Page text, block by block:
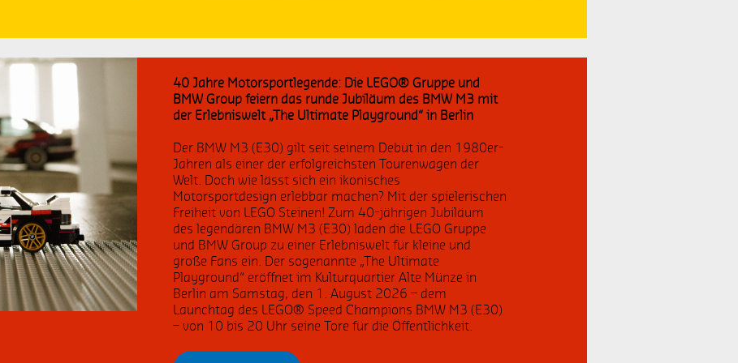
LEGO Geschäftsjahr 2022 2022
Geschäftszahlen
Defender 90
LEGO Arielle Highlight Braille Bricks
LEGO Braille #IAA Mobility ceo
LEGO House; LEGO Foundation;
LEGO Gruppe; Neurodiversität;
Inklusion; Autismus; KultureCity;
Kulture City
LEGO Gruppe; LEGO Foundation;
LEGO House; Autismus;
Neurodiversität; Welt-Autismus-
Monat
Der Herr der Ringe
40 Jahre Motorsportlegende: Die LEGO® Gruppe und
BMW Group feiern das runde Jubiläum des BMW M3 mit
der Erlebniswelt „The Ultimate Playground“ in Berlin
Der BMW M3 (E30) gilt seit seinem Debüt in den 1980er-
Jahren als einer der erfolgreichsten Tourenwagen der
Welt. Doch wie lässt sich ein ikonisches
Motorsportdesign erlebbar machen? Mit der spielerischen
Freiheit von LEGO Steinen! Zum 40-jährigen Jubiläum
des legendären BMW M3 (E30) laden die LEGO Gruppe
und BMW Group zu einer Erlebniswelt für kleine und
große Fans ein. Der sogenannte „The Ultimate
Playground“ eröffnet im Kulturquartier Alte Münze in
Berlin am Samstag, den 1. August 2026 – dem
Launchtag des LEGO® Speed Champions BMW M3 (E30)
– von 10 bis 20 Uhr seine Tore für die Öffentlichkeit.